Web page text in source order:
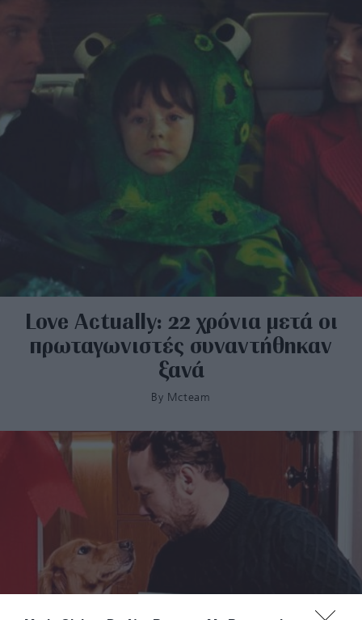
Love Actually: 22 χρόνια μετά οι
πρωταγωνιστές συναντήθηκαν
ξανά
By Mcteam